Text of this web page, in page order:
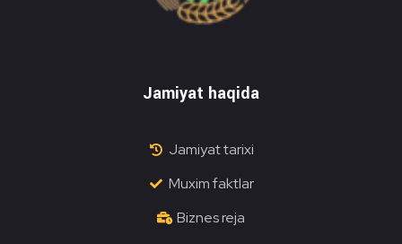
Jamiyat haqida
Jamiyat tarixi
Muxim faktlar
Biznes reja